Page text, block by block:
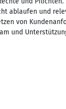
ablaufen und
von
und